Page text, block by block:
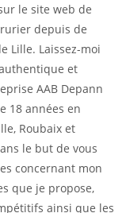
le site web de
depuis de
Lille. Laissez-moi
et
AAB Depann
18 années en
Roubaix et
le but de vous
concernant mon
que je propose,
ainsi que les